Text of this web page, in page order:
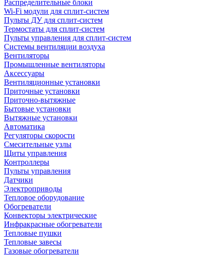
Распределительные блоки
Wi-Fi модули для сплит-систем
Пульты ДУ для сплит-систем
Термостаты для сплит-систем
Пульты управления для сплит-систем
Системы вентиляции воздуха
Вентиляторы
Промышленные вентиляторы
Аксессуары
Вентиляционные установки
Приточные установки
Приточно-вытяжные
Бытовые установки
Вытяжные установки
Автоматика
Регуляторы скорости
Смесительные узлы
Щиты управления
Контроллеры
Пульты управления
Датчики
Электроприводы
Тепловое оборудование
Обогреватели
Конвекторы электрические
Инфракрасные обогреватели
Тепловые пушки
Тепловые завесы
Газовые обогреватели